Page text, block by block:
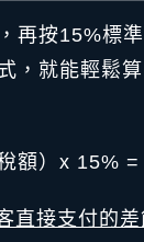
再按15%標
，就能輕鬆
額）x 15%
直接支付的差